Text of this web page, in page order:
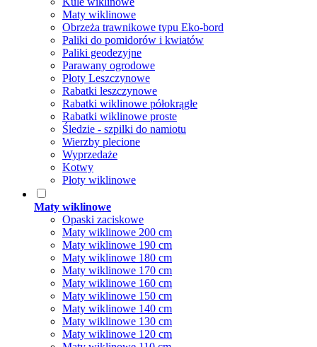
Maty wiklinowe
Obrzeża trawnikowe typu Eko-bord
Paliki do pomidorów i kwiatów
Paliki geodezyjne
Parawany ogrodowe
Płoty Leszczynowe
Rabatki leszczynowe
Rabatki wiklinowe półokrągłe
Rabatki wiklinowe proste
Śledzie - szpilki do namiotu
Wierzby plecione
Wyprzedaże
Kotwy
Płoty wiklinowe
Maty wiklinowe
Opaski zaciskowe
Maty wiklinowe 200 cm
Maty wiklinowe 190 cm
Maty wiklinowe 180 cm
Maty wiklinowe 170 cm
Maty wiklinowe 160 cm
Maty wiklinowe 150 cm
Maty wiklinowe 140 cm
Maty wiklinowe 130 cm
Maty wiklinowe 120 cm